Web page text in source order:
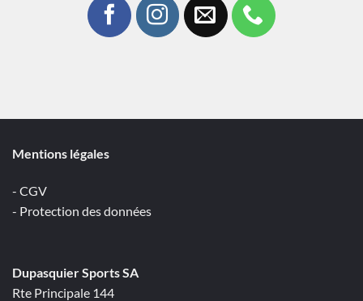
Mentions légales
- CGV
- Protection des données
Dupasquier Sports SA
Rte Principale 144